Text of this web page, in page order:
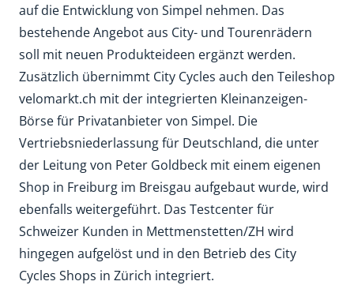
auf die Entwicklung von Simpel nehmen. Das
bestehende Angebot aus City- und Tourenrädern
soll mit neuen Produkteideen ergänzt werden.
Zusätzlich übernimmt City Cycles auch den Teileshop
velomarkt.ch mit der integrierten Kleinanzeigen-
Börse für Privatanbieter von Simpel. Die
Vertriebsniederlassung für Deutschland, die unter
der Leitung von Peter Goldbeck mit einem eigenen
Shop in Freiburg im Breisgau aufgebaut wurde, wird
ebenfalls weitergeführt. Das Testcenter für
Schweizer Kunden in Mettmenstetten/ZH wird
hingegen aufgelöst und in den Betrieb des City
Cycles Shops in Zürich integriert.